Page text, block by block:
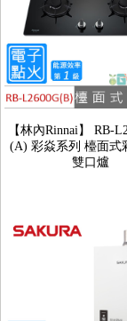
【林內Rinnai】 RB-
(A) 彩焱系列 檯面式
雙口爐